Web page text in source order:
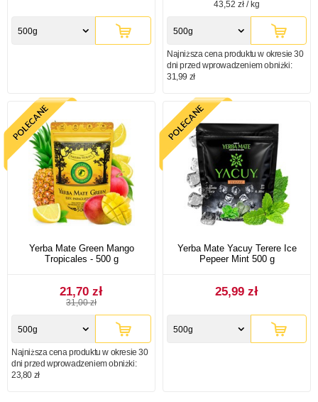
500g
43,52 zł / kg
500g
Najniższa cena produktu w okresie 30
dni przed wprowadzeniem obniżki:
31,99 zł
Yerba Mate Green Mango
Tropicales - 500 g
21,70 zł
31,00 zł
500g
Najniższa cena produktu w okresie 30
dni przed wprowadzeniem obniżki:
23,80 zł
Yerba Mate Yacuy Terere Ice
Pepeer Mint 500 g
25,99 zł
500g